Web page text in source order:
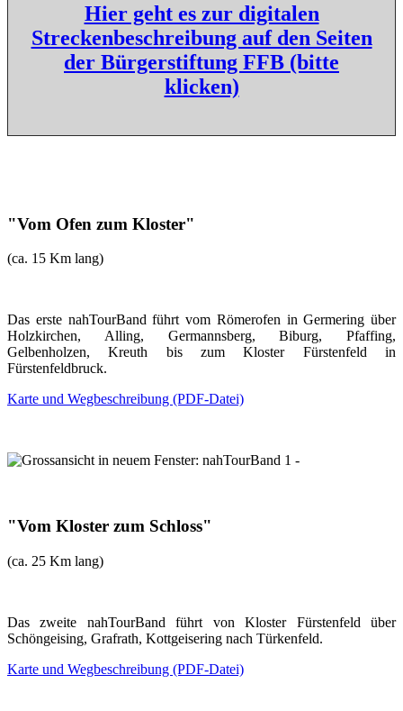
Hier geht es zur digitalen
Streckenbeschreibung auf den Seiten
der Bürgerstiftung FFB (bitte
klicken)
"Vom Ofen zum Kloster"
(ca. 15 Km lang)
Das erste nahTourBand führt vom Römerofen in Germering über
Holzkirchen, Alling, Germannsberg, Biburg, Pfaffing,
Gelbenholzen, Kreuth bis zum Kloster Fürstenfeld in
Fürstenfeldbruck.
Karte und Wegbeschreibung (PDF-Datei)
"Vom Kloster zum Schloss"
(ca. 25 Km lang)
Das zweite nahTourBand führt von Kloster Fürstenfeld über
Schöngeising, Grafrath, Kottgeisering nach Türkenfeld.
Karte und Wegbeschreibung (PDF-Datei)